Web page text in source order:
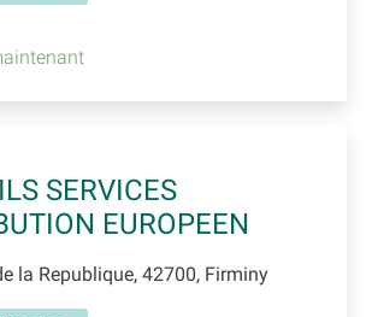
SERVICES
EUROPEEN
la Republique, 42700, Firminy